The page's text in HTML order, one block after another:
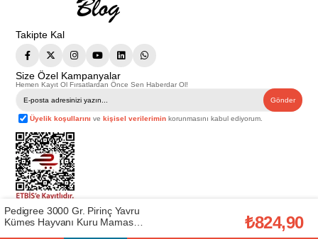
Takipte Kal
Size Özel Kampanyalar
Hemen Kayıt Ol Fırsatlardan Önce Sen Haberdar Ol!
Gönder
Üyelik koşullarını vekişisel verilerimin korunmasını kabul ediyorum.
Telif Hakkı © 2026 Afeks Yapı Market
. Tüm hakları saklıdır.
Bu web sitesindeki tüm ürünler ticari amaçlıdır. Web sitemizde yer alan
görsel ve yazılı içerikler firmamıza ait olup, firmamızın yazılı izni alınmadan
Pedigree 3000 Gr. Pirinç Yavru
Kümes Hayvanı Kuru Maması
₺824,90